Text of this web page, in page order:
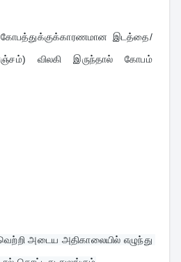
இடத்தை/
விலகி இருந்தால் கோபம்
அடைய அதிகாலையில் எழுந்து